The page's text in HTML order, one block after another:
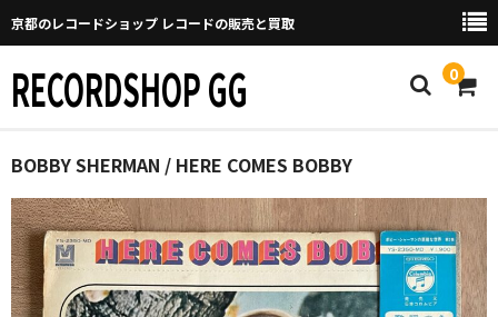
京都のレコードショップ レコードの販売と買取
RECORDSHOP GG 0
Home
マイページ
GGについて
買取について
BOBBY SHERMAN / HERE COMES BOBBY